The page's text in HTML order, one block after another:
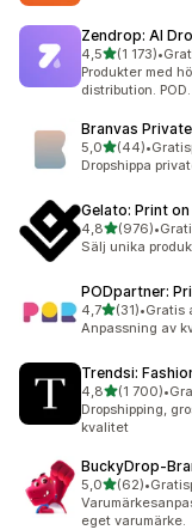
Zendrop: AI
4,5av 5 stjärnor
(1 173)
1173 •
Produkter med
distribution. POD.
Branvas
5,0av 5 stjärnor
(44)
44 recensioner
•
Dropshippa
Gelato: Print on
4,8av 5 stjärnor
(976)
976 recensioner
•
Sälj unika
PODpartner:
4,7av 5 stjärnor
(31)
31 recensioner
•Gratis
Anpassning av
Trendsi:
4,8av 5 stjärnor
(1 700)
1700 •
Dropshipping,
kvalitet
5,0av 5 stjärnor
(62)
62 recensioner
•
eget varumärke.